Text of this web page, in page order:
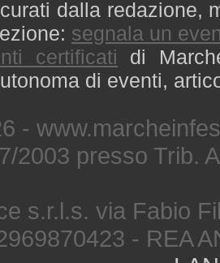
dalla redazione,
segnala un
certificati di
di eventi,
-
2003 presso Trib.
s.r.l.s. via Fabio
- REA